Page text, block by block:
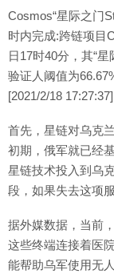
Cosmos“星际之门
时内完成:跨链项目
日17时40分，其“
验证人阈值为
[2021/2/18 17:27:37]
首先，星链对乌克
初期，俄军就已经
星链技术投入到乌
段，如果失去这项
据外媒数据，当前
这些终端连接着医
能帮助乌军使用无